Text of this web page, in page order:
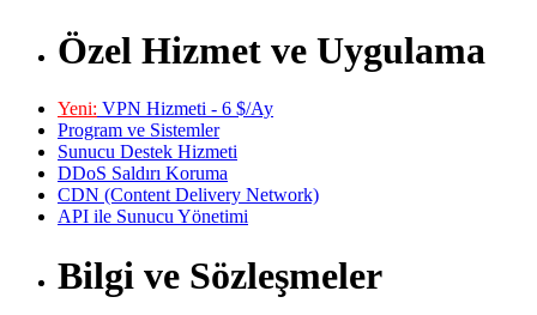
Özel Hizmet ve Uygulama
Yeni: VPN Hizmeti - 6 $/Ay
Program ve Sistemler
Sunucu Destek Hizmeti
DDoS Saldırı Koruma
CDN (Content Delivery Network)
API ile Sunucu Yönetimi
Bilgi ve Sözleşmeler